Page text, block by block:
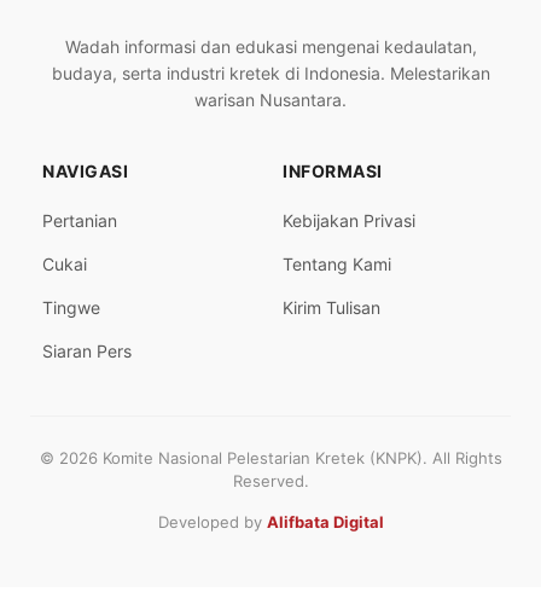
Wadah informasi dan edukasi mengenai kedaulatan,
budaya, serta industri kretek di Indonesia. Melestarikan
warisan Nusantara.
NAVIGASI
Pertanian
Cukai
Tingwe
Siaran Pers
INFORMASI
Kebijakan Privasi
Tentang Kami
Kirim Tulisan
© 2026 Komite Nasional Pelestarian Kretek (KNPK). All Rights
Reserved.
Developed by Alifbata Digital